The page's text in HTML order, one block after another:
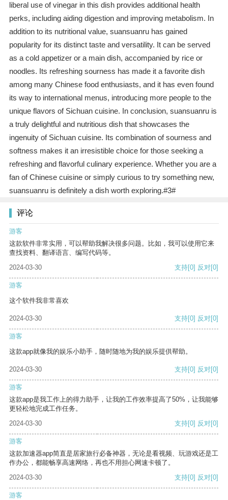
liberal use of vinegar in this dish provides additional health
perks, including aiding digestion and improving metabolism. In
addition to its nutritional value, suansuanru has gained
popularity for its distinct taste and versatility. It can be served
as a cold appetizer or a main dish, accompanied by rice or
noodles. Its refreshing sourness has made it a favorite dish
among many Chinese food enthusiasts, and it has even found
its way to international menus, introducing more people to the
unique flavors of Sichuan cuisine. In conclusion, suansuanru is
a truly delightful and nutritious dish that showcases the
ingenuity of Sichuan cuisine. Its combination of sourness and
softness makes it an irresistible choice for those seeking a
refreshing and flavorful culinary experience. Whether you are a
fan of Chinese cuisine or simply curious to try something new,
suansuanru is definitely a dish worth exploring.#3#
评论
游客
这款软件非常实用，可以帮助我解决很多问题。比如，我可以使用它来
查找资料、翻译语言、编写代码等。
2024-03-30
支持[0] 反对[0]
游客
这个软件我非常喜欢
2024-03-30 支持[0] 反对[0]
游客
这款app就像我的娱乐小助手，随时随地为我的娱乐提供帮助。
2024-03-30 支持[0] 反对[0]
游客
这款app是我工作上的得力助手，让我的工作效率提高了50%，让我能够
更轻松地完成工作任务。
2024-03-30
支持[0] 反对[0]
游客
这款加速器app简直是居家旅行必备神器，无论是看视频、玩游戏还是工
作办公，都能畅享高速网络，再也不用担心网速卡顿了。
2024-03-30
支持[0] 反对[0]
游客